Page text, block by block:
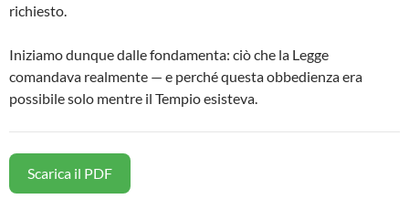
richiesto.
Iniziamo dunque dalle fondamenta: ciò che la Legge
comandava realmente — e perché questa obbedienza era
possibile solo mentre il Tempio esisteva.
Scarica il PDF